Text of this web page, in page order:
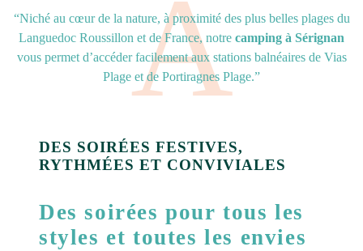
“Niché au cœur de la nature, à proximité des plus belles plages du
Languedoc Roussillon et de France, notre camping à Sérignan
vous permet d’accéder facilement aux stations balnéaires de Vias
Plage et de Portiragnes Plage.”
DES SOIRÉES FESTIVES,
RYTHMÉES ET CONVIVIALES
Des soirées pour tous les
styles et toutes les envies